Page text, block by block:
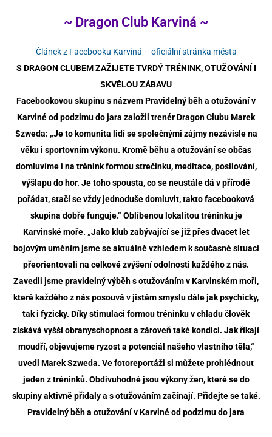
~ Dragon Club Karviná ~
Článek z Facebooku Karviná – oficiální stránka města
S DRAGON CLUBEM ZAŽIJETE TVRDÝ TRÉNINK, OTUŽOVÁNÍ I
SKVĚLOU ZÁBAVU
Facebookovou skupinu s názvem Pravidelný běh a otužování v
Karviné od podzimu do jara založil trenér Dragon Clubu Marek
Szweda: „Je to komunita lidí se společnými zájmy nezávisle na
věku i sportovním výkonu. Kromě běhu a otužování se občas
domluvíme i na trénink formou strečinku, meditace, posilování,
výšlapu do hor. Je toho spousta, co se neustále dá v přírodě
pořádat, stačí se vždy jednoduše domluvit, takto facebooková
skupina dobře funguje.“ Oblíbenou lokalitou tréninku je
Karvinské moře. „Jako klub zabývající se již přes dvacet let
bojovým uměním jsme se aktuálně vzhledem k současné situaci
přeorientovali na celkové zvýšení odolnosti každého z nás.
Zavedli jsme pravidelný výběh s otužováním v Karvinském moři,
které každého z nás posouvá v jistém smyslu dále jak psychicky,
tak i fyzicky. Díky stimulaci formou tréninku v chladu člověk
získává vyšší obranyschopnost a zároveň také kondici. Jak říkají
moudří, objevujeme ryzost a potenciál našeho vlastního těla,“
uvedl Marek Szweda. Ve fotoreportáži si můžete prohlédnout
jeden z tréninků. Obdivuhodné jsou výkony žen, které se do
skupiny aktivně přidaly a s otužováním začínají. Přidejte se také.
Pravidelný běh a otužování v Karviné od podzimu do jara